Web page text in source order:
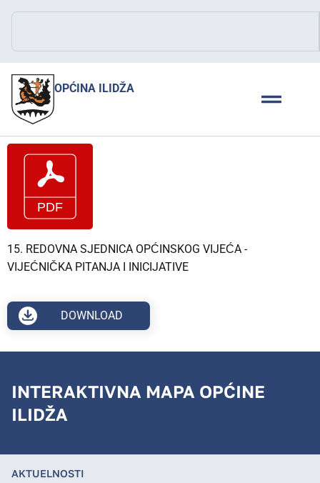
OPĆINA ILIDŽA
15. REDOVNA SJEDNICA OPĆINSKOG VIJEĆA -
VIJEĆNIČKA PITANJA I INICIJATIVE
DOWNLOAD
INTERAKTIVNA MAPA OPĆINE
ILIDŽA
AKTUELNOSTI